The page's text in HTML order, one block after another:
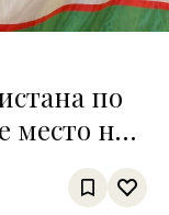
по
место на